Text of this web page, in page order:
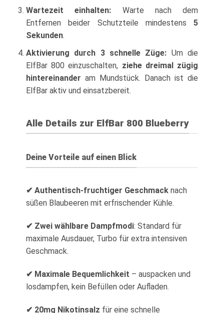
Wartezeit einhalten: Warte nach dem
Entfernen beider Schutzteile mindestens5
Sekunden.
Aktivierung durch 3 schnelle Züge: Um die
ElfBar 800 einzuschalten, ziehe dreimal zügig
hintereinander am Mundstück. Danach ist die
ElfBar aktiv und einsatzbereit.
Alle Details zur ElfBar 800 Blueberry
Deine Vorteile auf einen Blick
✔ Authentisch-fruchtiger Geschmacknach
süßen Blaubeeren mit erfrischender Kühle.
✔ Zwei wählbare Dampfmodi: Standard für
maximale Ausdauer, Turbo für extra intensiven
Geschmack.
✔ Maximale Bequemlichkeit – auspacken und
losdampfen, kein Befüllen oder Aufladen.
✔ 20mg Nikotinsalz für eine schnelle